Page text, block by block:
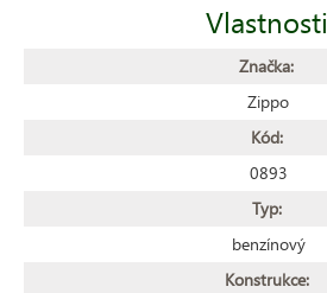
Vlastnosti
Značka:
Zippo
Kód:
0893
Typ:
benzínový
Konstrukce: